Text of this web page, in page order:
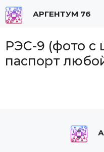
АРГЕНТУМ 76
РЭС-9 (фото с
паспорт